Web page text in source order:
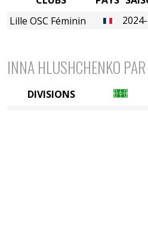
Lille OSC Féminin
INNA HLUSHCHENKO
DIVISIONS